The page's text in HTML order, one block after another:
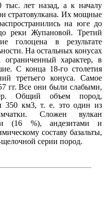
тыс. лет назад, а к началу
стратовулкана. Их мощные
на юге до
реки Жупановой. Третий
голоцена в результате
На остальных конусах
ограниченный характер, в
С конца 18-го столетия
третьего конуса. Самое
гг. Все они были слабыми,
Общий объем пород,
350 км3, т. е. это один из
Сложен вулкан
(16 %), андезитами и
составу базальты,
щелочной серии пород.